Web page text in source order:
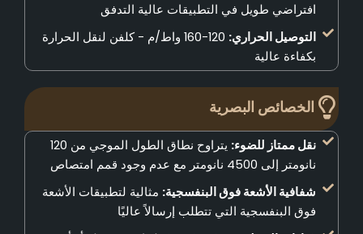
افتراضي طويل في التطبيقات عالية التدفق
التوصيل الحراري:
120-160 واط/م - كلفن لنقل الحرارة
بكفاءة عالية
الخصائص البصرية
نقل ممتاز للضوء:
يتراوح نطاق الطول الموجي من 120
نانومتر إلى 4500 نانومتر مع عدم وجود قمم امتصاص
شفافية الأشعة فوق البنفسجية:مثالية لتطبيقات الأشعة
فوق البنفسجية التي تتطلب إرسالاً عاليًا